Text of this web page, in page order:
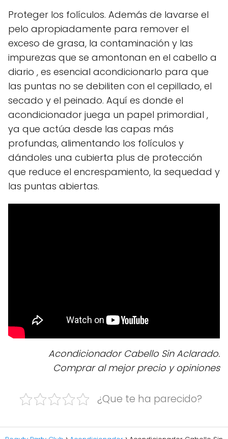
Proteger los folículos. Además de lavarse el
pelo apropiadamente para remover el
exceso de grasa, la contaminación y las
impurezas que se amontonan en el cabello a
diario , es esencial acondicionarlo para que
las puntas no se debiliten con el cepillado, el
secado y el peinado. Aquí es donde el
acondicionador juega un papel primordial ,
ya que actúa desde las capas más
profundas, alimentando los folículos y
dándoles una cubierta plus de protección
que reduce el encrespamiento, la sequedad y
las puntas abiertas.
Acondicionador Cabello Sin Aclarado.
Comprar al mejor precio y opiniones
¿Que te ha parecido?